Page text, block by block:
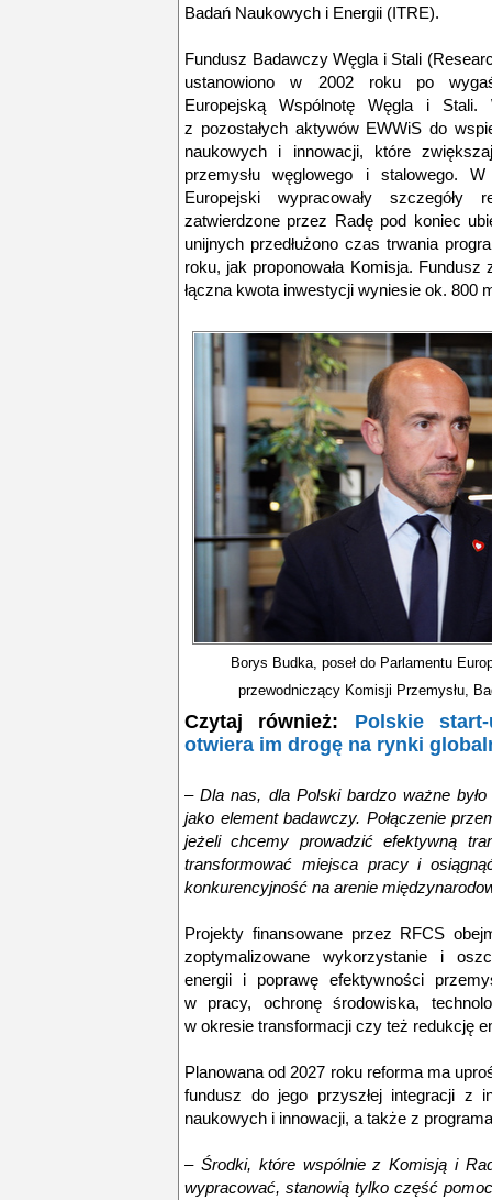
Badań Naukowych i Energii (ITRE).
Fundusz Badawczy Węgla i Stali
ustanowiono w 2002 roku po
Europejską Wspólnotę Węgla i
z pozostałych aktywów EWWiS do
naukowych i innowacji, które
przemysłu węglowego i stalowego.
Europejski wypracowały szczegóły
zatwierdzone przez Radę pod koniec
unijnych przedłużono czas trwania
roku, jak proponowała Komisja.
łączna kwota inwestycji wyniesie ok. 800
Borys Budka, poseł do Parlamentu
przewodniczący Komisji Przemysłu,
Czytaj również: Polskie
otwiera im drogę na rynki
–Dla nas, dla Polski bardzo ważne
jako element badawczy. Połączenie
jeżeli chcemy prowadzić efektywną
transformować miejsca pracy i
konkurencyjność na arenie
Projekty finansowane przez RFCS
zoptymalizowane wykorzystanie i
energii i poprawę efektywności
w pracy, ochronę środowiska,
w okresie transformacji czy też redukcję
Planowana od 2027 roku reforma ma
fundusz do jego przyszłej integracji z
naukowych i innowacji, a także z
– Środki, które wspólnie z Komisją i
wypracować, stanowią tylko część